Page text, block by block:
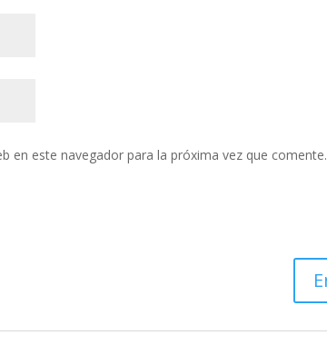
en este navegador para la próxima vez que comente.